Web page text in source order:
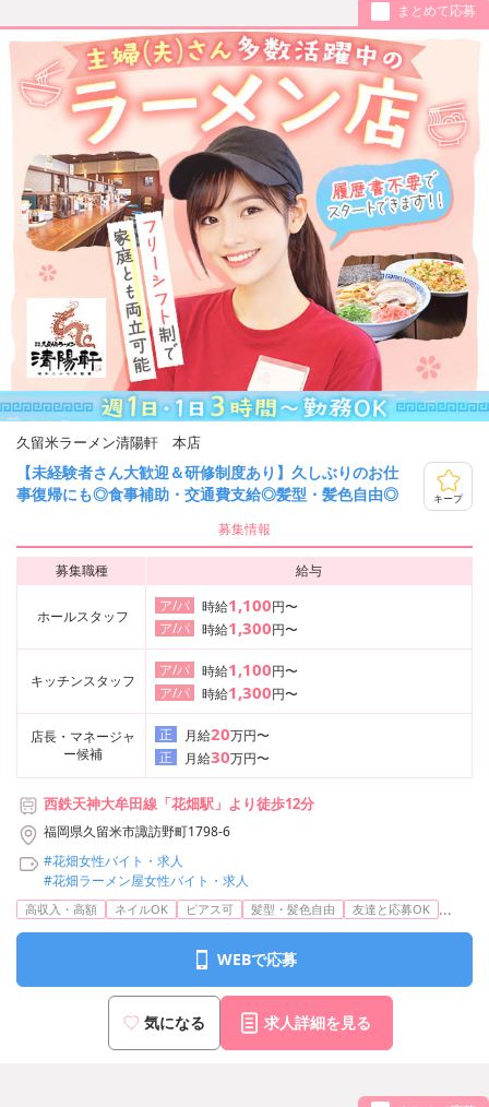
まとめて応募
久留米ラーメン清陽軒 本店
【未経験者さん大歓迎＆研修制度あり】久しぶりのお仕
事復帰にも◎食事補助・交通費支給◎髪型・髪色自由◎
キープ
募集情報
募集職種 給与
ホールスタッフ
ア/パ 時給1,100円〜
ア/パ
時給1,300円〜
キッチンスタッフ
ア/パ 時給1,100円〜
ア/パ
時給1,300円〜
店長・マネージャ
ー候補
正 月給20万円〜
正
月給30万円〜
西鉄天神大牟田線「花畑駅」より徒歩12分
福岡県久留米市諏訪野町1798-6
#花畑女性バイト・求人
#花畑ラーメン屋女性バイト・求人
高収入・高額 ネイルOK ピアス可 髪型・髪色自由 友達と応募OK ...
WEBで応募
気になる 求人詳細を見る